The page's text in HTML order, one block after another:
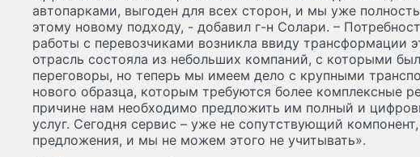
автопарками, выгоден для всех сторон, и мы уже
этому новому подходу, - добавил г-н Солари. –
работы с перевозчиками возникла ввиду трансформации
отрасль состояла из небольших компаний, с которыми
переговоры, но теперь мы имеем дело с крупными
нового образца, которым требуются более комплексные
причине нам необходимо предложить им полный и
услуг. Сегодня сервис – уже не сопутствующий
предложения, и мы не можем этого не учитывать».